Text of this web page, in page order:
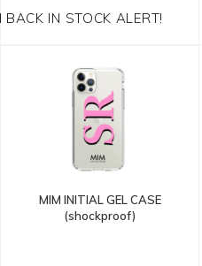
BACK IN STOCK ALERT!
MIM INITIAL GEL CASE
(shockproof)